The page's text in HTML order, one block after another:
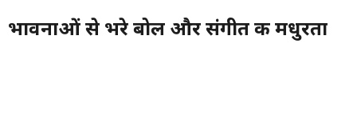
भावनाओं से भरे बोल और संगीत की मधुरता